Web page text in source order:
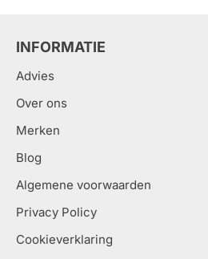
INFORMATIE
Advies
Over ons
Merken
Blog
Algemene voorwaarden
Privacy Policy
Cookieverklaring